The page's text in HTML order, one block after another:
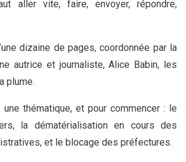
aller vite, faire, envoyer, répondre,
dizaine de pages, coordonnée par la
autrice et journaliste, Alice Babin, les
plume.
une thématique, et pour commencer : le
la dématérialisation en cours des
et le blocage des préfectures.